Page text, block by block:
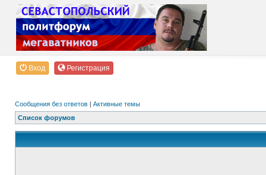
Вход Регистрация
Сообщения без ответов | Активные темы
Список форумов